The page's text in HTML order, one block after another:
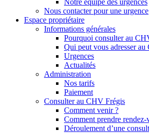
Notre équipe des urgences
Nous contacter pour une urgence
Espace propriétaire
Informations générales
Pourquoi consulter au
Qui peut vous adresser
Urgences
Actualités
Administration
Nos tarifs
Paiement
Consulter au CHV Frégis
Comment venir ?
Comment prendre rendez-
Déroulement d’une